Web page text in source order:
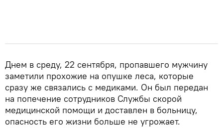
Днем в среду, 22 сентября, пропавшего мужчину
заметили прохожие на опушке леса, которые
сразу же связались с медиками. Он был передан
на попечение сотрудников Службы скорой
медицинской помощи и доставлен в больницу,
опасность его жизни больше не угрожает.